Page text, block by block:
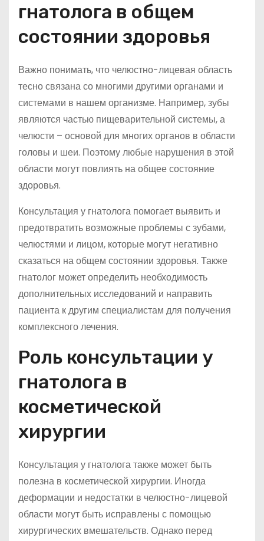
гнатолога в общем
состоянии здоровья
Важно понимать, что челюстно-лицевая область
тесно связана со многими другими органами и
системами в нашем организме. Например, зубы
являются частью пищеварительной системы, а
челюсти – основой для многих органов в области
головы и шеи. Поэтому любые нарушения в этой
области могут повлиять на общее состояние
здоровья.
Консультация у гнатолога помогает выявить и
предотвратить возможные проблемы с зубами,
челюстями и лицом, которые могут негативно
сказаться на общем состоянии здоровья. Также
гнатолог может определить необходимость
дополнительных исследований и направить
пациента к другим специалистам для получения
комплексного лечения.
Роль консультации у
гнатолога в
косметической
хирургии
Консультация у гнатолога также может быть
полезна в косметической хирургии. Иногда
деформации и недостатки в челюстно-лицевой
области могут быть исправлены с помощью
хирургических вмешательств. Однако перед